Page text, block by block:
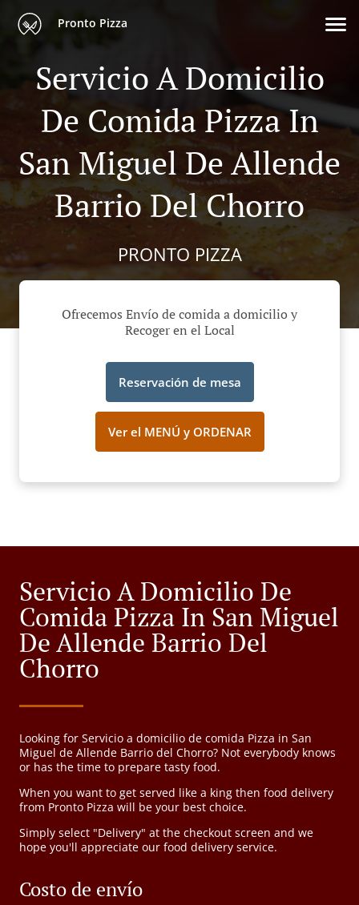
Pronto Pizza
Servicio A Domicilio
De Comida Pizza In
San Miguel De Allende
Barrio Del Chorro
PRONTO PIZZA
Ofrecemos Envío de comida a domicilio y
Recoger en el Local
Reservación de mesa
Ver el MENÚ y ORDENAR
Servicio A Domicilio De
Comida Pizza In San Miguel
De Allende Barrio Del
Chorro
Looking for Servicio a domicilio de comida Pizza in San
Miguel de Allende Barrio del Chorro? Not everybody knows
or has the time to prepare tasty food.
When you want to get served like a king then food delivery
from Pronto Pizza will be your best choice.
Simply select "Delivery" at the checkout screen and we
hope you'll appreciate our food delivery service.
Costo de envío